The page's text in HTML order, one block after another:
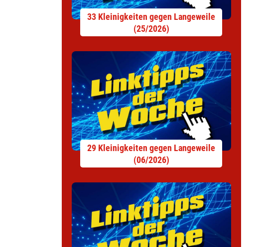
33 Kleinigkeiten gegen Langeweile
(25/2026)
29 Kleinigkeiten gegen Langeweile
(06/2026)